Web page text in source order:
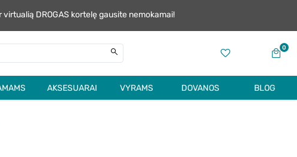
DROGAS kortelę gausite nemokamai!
0
AKSESUARAI VYRAMS DOVANOS BLOG